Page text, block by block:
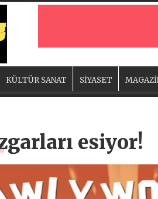
KÜLTÜR SANAT SİYASET
esiyor!